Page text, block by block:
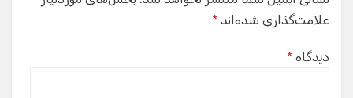
علامت‌گذاری شده‌اند *
دیدگاه *